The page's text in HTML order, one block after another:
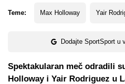
Teme: Max Holloway Yair
Dodajte SportSport u
Spektakularan meč odradili
Holloway i Yair Rodriguez u